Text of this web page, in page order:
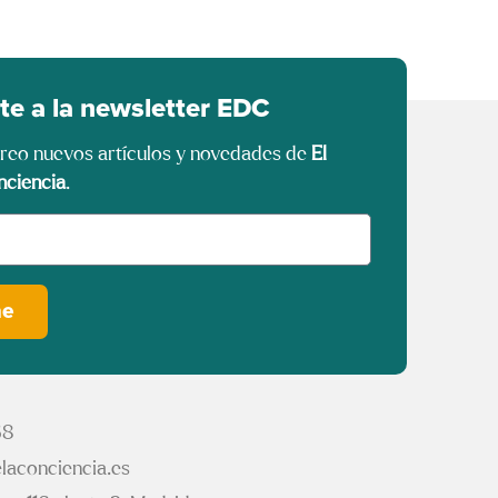
a la newsletter EDC
nuevos artículos y novedades de El
.